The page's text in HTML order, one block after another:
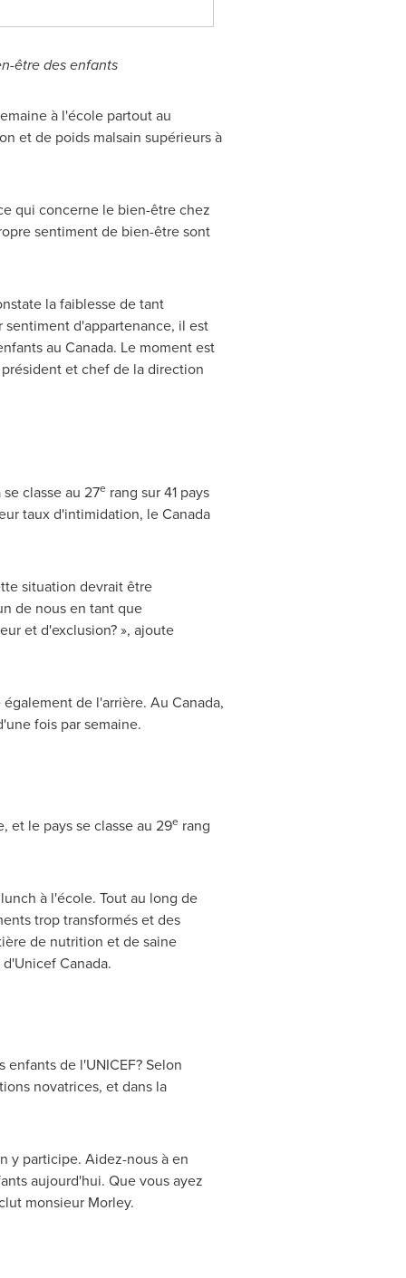
être des enfants
à l'école partout au
et de poids malsain supérieurs à
qui concerne le bien-être chez
sentiment de bien-être sont
la faiblesse de tant
d'appartenance, il est
au Canada. Le moment est
et chef de la direction
se classe au 27erang sur 41 pays
taux d'intimidation, leCanada
situation devrait être
de nous en tant que
et d'exclusion? », ajoute
de l'arrière. Au Canada,
fois par semaine.
et le pays se classe au 29erang
à l'école. Tout au long de
trop transformés et des
de nutrition et de saine
d'Unicef Canada.
de l'UNICEF? Selon
novatrices, et dans la
y participe. Aidez-nous à en
aujourd'hui. Que vous ayez
monsieur Morley.